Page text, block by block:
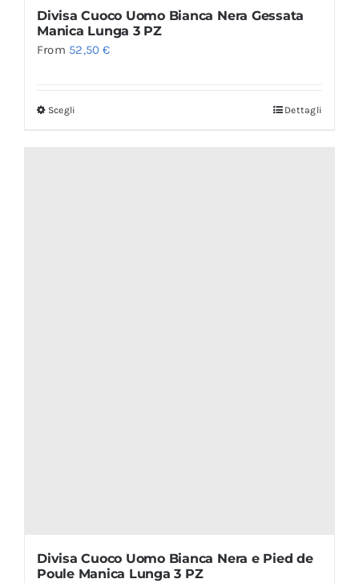
Divisa Cuoco Uomo Bianca Nera Gessata
Manica Lunga 3 PZ
From 52,50€
Scegli Dettagli
Divisa Cuoco Uomo Bianca Nera e Pied de
Poule Manica Lunga 3 PZ